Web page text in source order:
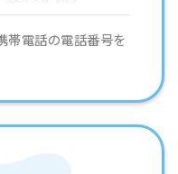
帯電話の電話番号を